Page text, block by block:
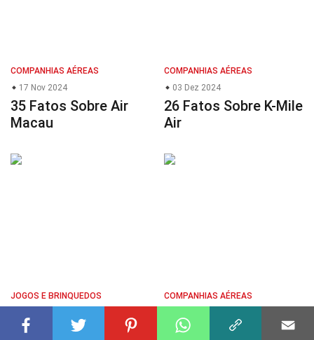
COMPANHIAS AÉREAS
17 Nov 2024
35 Fatos Sobre Air
Macau
COMPANHIAS AÉREAS
03 Dez 2024
26 Fatos Sobre K-Mile
Air
JOGOS E BRINQUEDOS
39 Fatos Sobre Euro
COMPANHIAS AÉREAS
40 Fatos Sobre Batik